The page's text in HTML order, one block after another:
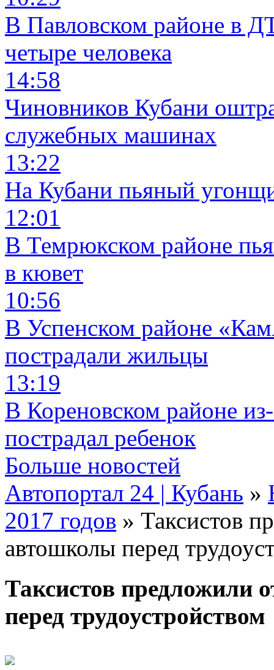
В Павловском районе в
четыре человека
14:58
Чиновников Кубани
служебных машинах
13:22
На Кубани пьяный
12:01
В Темрюкском районе
в кювет
10:56
В Успенском районе
пострадали жильцы
13:19
В Кореновском районе
пострадал ребенок
Больше новостей
Автопортал 24 | Кубань »
2017 годов » Таксистов
автошколы перед
Таксистов предложили
перед трудоустройством